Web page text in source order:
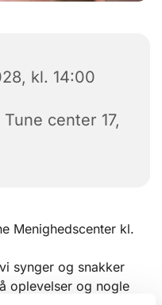
kl. 14:00
center 17,
Menighedscenter kl.
synger og snakker
oplevelser og nogle